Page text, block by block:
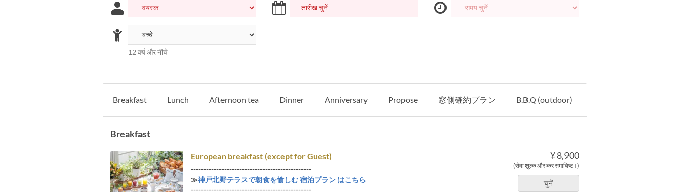
12 वर्ष और नीचे
Breakfast Lunch Afternoon tea Dinner Anniversary Propose 窓側確約プラン B.B.Q (outdoor)
Breakfast
¥ 8,900
(सेवा शुल्क और कर समाविष्ट।)
चुनें
European breakfast (except for Guest)
-----------------------------------------------
≫神戸北野テラスで朝食を愉しむ 宿泊プラン はこちら
-----------------------------------------------